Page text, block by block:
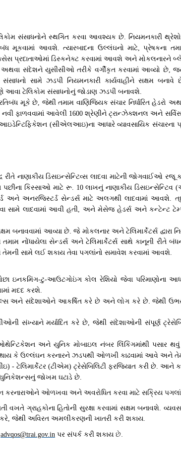
સંસાધનોને સ્થગિત કરવા આવશ્યક છે. નિયમનકારી
મૂકવામાં આવશે.ત્યારબાદના ઉલ્લંઘનો માટે,પ્રેષકના
પ્રદાતાઓમાં ડિસ્કનેક્ટ કરવામાં આવશે અને મોકલનારને
અથવા સંદેશને યુસીસીઓ તરીકે વર્ગીકૃત કરવામાં આવ્યો છે,
સામે ઝડપી નિયમનકારી કાર્યવાહીને સક્ષમ બનાવે
આવા ટેલિકોમ સંસાધનોનું જોડાણ ઝડપી બનાવશે.
મૂકે છે, જેથી તમામ વાણિજ્યિક સંચાર નિર્ધારિત હેડરો
નવી ફાળવવામાં આવેલી 1600શ્રેણીને ટ્રાન્ઝેક્શનલ અને સર્વિસ
આઇડેન્ટિફિકેશન(સીએલઆઇ)ના આધારે વ્યાવસાયિક
રીતે નાણાકીય ડિસઇન્સેન્ટિવ્સ લાદવા માટેની જોગવાઈઓ રજૂ
કિસ્સાઓ માટે રૂ. 10લાખનું નાણાકીય ડિસઇન્સેન્ટિવ(
અને અનરજિસ્ટર્ડ સેન્ડર્સ માટે અલગથી લાદવામાં આવશે.
સામે લાદવામાં આવી હતી, અને મેસેજ હેડર્સ અને કન્ટેન્ટ
બનાવવામાં આવ્યા છે.જે મોકલનાર અને ટેલિમાર્કેટર્સ દ્વારા
નોંધાયેલા સેન્ડર્સ અને ટેલિમાર્કેટર્સ સાથે કાનૂની રીતે
તેમની સામે લઈ શકાય તેવા પગલાંનો સમાવેશ કરવામાં આવશે.
ઇનકમિંગ-ટુ-આઉટગોઇંગ કોલ રેશિયો જેવા
મદદ કરશે.
અને સંદેશાઓને આકર્ષિત કરે છે અને લોગ કરે છે.જેથી
સંખ્યાને મર્યાદિત કરે છે, જેથી સંદેશાઓની સંપૂર્ણ
અને યુનિક મોબાઇલ નંબર લિંકિંગમાંથી પસાર
કે ઉલ્લંઘન કરનારને ઝડપથી ઓળખી કાઢવામાં આવે અને
) -ટેલિમાર્કેટર(ટીએમ)ટ્રેસેબિલિટી ફરજિયાત કરી છે. આને
જોખમ ઘટાડે છે.
ઓળખવા અને અવરોધિત કરવા માટે સક્રિય
ગ્રાહકોના હિતોની સુરક્ષા કરવામાં સક્ષમ બનાવશે.
, જેથી અવિરત અમલીકરણની ખાતરી કરી શકાય.
advqos@trai.gov.in પર સંપર્ક કરી શકાય છે.